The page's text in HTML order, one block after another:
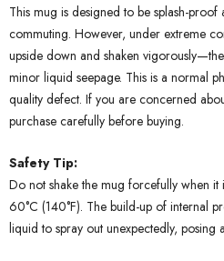
This mug is designed to be splash-
commuting. However, under extreme
upside down and shaken
minor liquid seepage. This is a normal
quality defect. If you are concerned
purchase carefully before buying.
Safety Tip:
Do not shake the mug forcefully when
60°C (140°F). The build-up of internal
liquid to spray out unexpectedly, posing